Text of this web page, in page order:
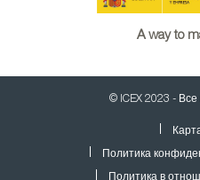
A way to
© ICEX 2023 -
Политика
Политика в